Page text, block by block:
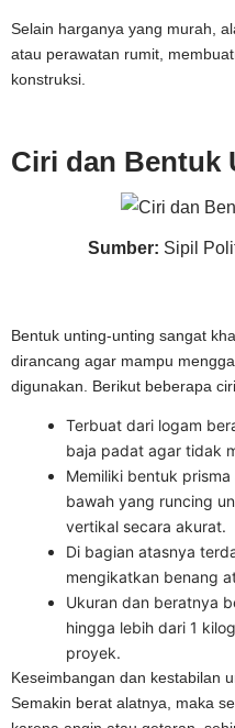
Selain harganya yang murah,
atau perawatan rumit,
konstruksi.
Ciri dan Bentuk
Sumber: Sipil
Bentuk unting-unting sangat
dirancang agar mampu
digunakan. Berikut beberapa
Terbuat dari logam
baja padat agar tidak
Memiliki bentuk
bawah yang runcing
vertikal secara akurat.
Di bagian atasnya
mengikatkan benang
Ukuran dan beratnya
hingga lebih dari 1
proyek.
Keseimbangan dan kestabilan
Semakin berat alatnya, maka